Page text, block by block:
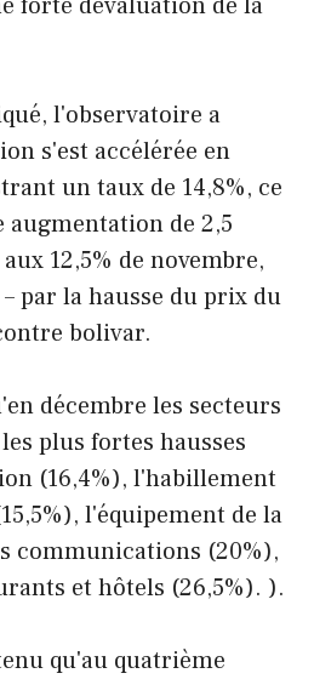
l'observatoire a
s'est accélérée en
un taux de 14,8%, ce
de 2,5
12,5% de novembre,
par la hausse du prix du
bolivar.
décembre les secteurs
plus fortes hausses
(16,4%), l'habillement
l'équipement de la
communications (20%),
et hôtels (26,5%). ).
qu'au quatrième